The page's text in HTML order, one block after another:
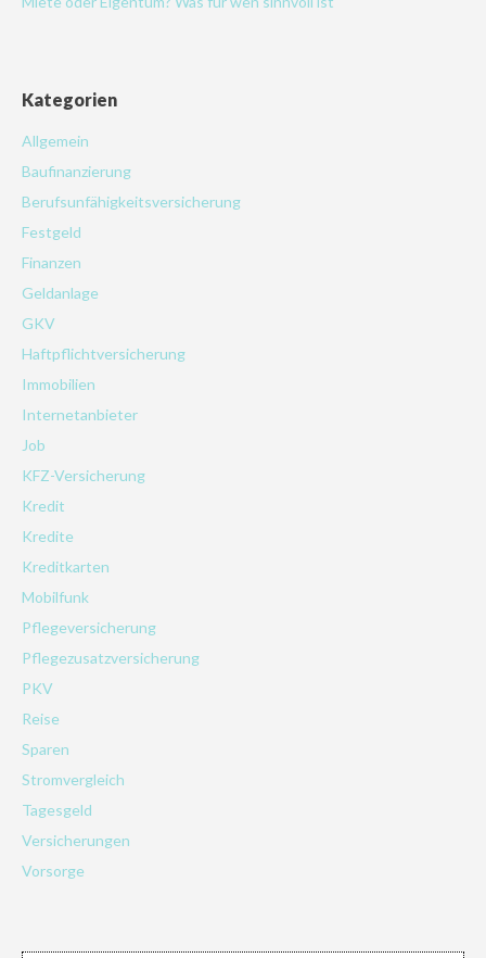
Kategorien
Allgemein
Baufinanzierung
Berufsunfähigkeitsversicherung
Festgeld
Finanzen
Geldanlage
GKV
Haftpflichtversicherung
Immobilien
Internetanbieter
Job
KFZ-Versicherung
Kredit
Kredite
Kreditkarten
Mobilfunk
Pflegeversicherung
Pflegezusatzversicherung
PKV
Reise
Sparen
Stromvergleich
Tagesgeld
Versicherungen
Vorsorge